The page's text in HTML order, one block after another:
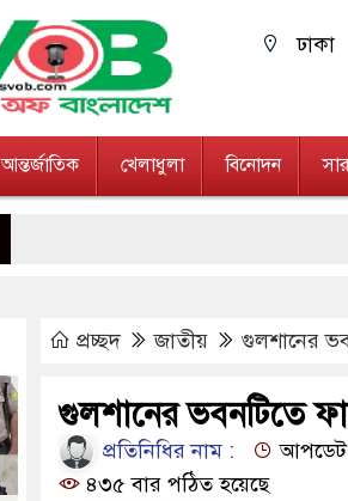
ঢাকা
আন্তর্জাতিক খেলাধুলা বিনোদন
প্রচ্ছদ জাতীয় গুলশানের
গুলশানের ভবনটিতে
প্রতিনিধির নাম :
আপডেট
৪৩৫ বার পঠিত হয়েছে